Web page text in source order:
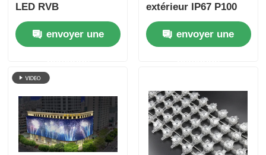
LED RVB
programmables
Affichage numérique
extérieur flexible
emblématiques
publicité
commerciale
envoyer une
extérieur IP67 P100
Rideau en maille LED
personnalisé
envoyer une